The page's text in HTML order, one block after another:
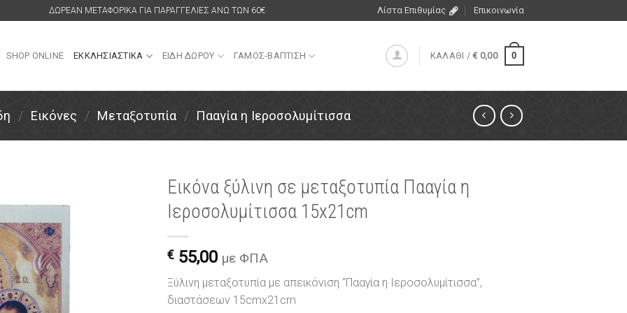
ΔΩΡΕΑΝ ΜΕΤΑΦΟΡΙΚΑ ΓΙΑ ΠΑΡΑΓΓΕΛΙΕΣ ΑΝΩ ΤΩΝ 60€ Λίστα Επιθυμίας Επικοινωνία
SHOP ONLINE ΕΚΚΛΗΣΙΑΣΤΙΚΑ ΕΙΔΗ ΔΩΡΟΥ ΓΑΜΟΣ-ΒΑΠΤΙΣΗ ΚΑΛΑΘΙ /€ 0,00 0
/ Εικόνες / Μεταξοτυπία / Πααγία η Ιεροσολυμίτισσα
Εικόνα ξύλινη σε μεταξοτυπία Πααγία η
Ιεροσολυμίτισσα 15x21cm
€ 55,00 με ΦΠΑ
Ξύλινη μεταξοτυπία με απεικόνιση “Πααγία η Ιεροσολυμίτισσα”,
διαστάσεων 15cmx21cm